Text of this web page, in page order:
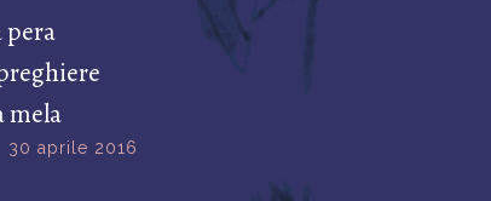
mela
30 aprile 2016